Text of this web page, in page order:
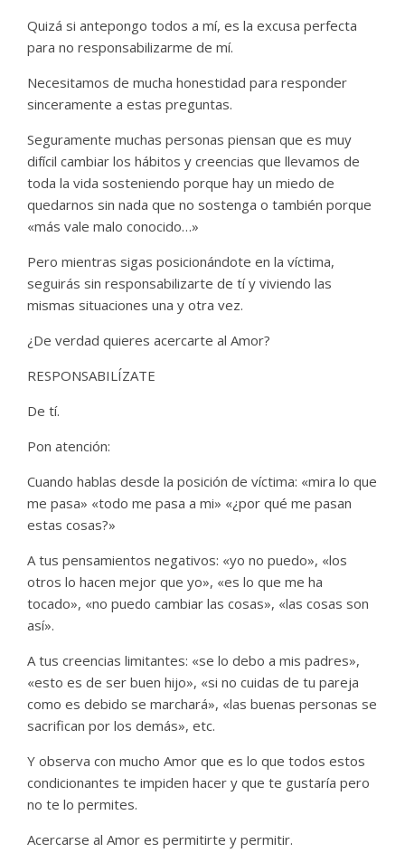
Quizá si antepongo todos a mí, es la excusa perfecta
para no responsabilizarme de mí.
Necesitamos de mucha honestidad para responder
sinceramente a estas preguntas.
Seguramente muchas personas piensan que es muy
difícil cambiar los hábitos y creencias que llevamos de
toda la vida sosteniendo porque hay un miedo de
quedarnos sin nada que no sostenga o también porque
«más vale malo conocido…»
Pero mientras sigas posicionándote en la víctima,
seguirás sin responsabilizarte de tí y viviendo las
mismas situaciones una y otra vez.
¿De verdad quieres acercarte al Amor?
RESPONSABILÍZATE
De tí.
Pon atención:
Cuando hablas desde la posición de víctima: «mira lo que
me pasa» «todo me pasa a mi» «¿por qué me pasan
estas cosas?»
A tus pensamientos negativos: «yo no puedo», «los
otros lo hacen mejor que yo», «es lo que me ha
tocado», «no puedo cambiar las cosas», «las cosas son
así».
A tus creencias limitantes: «se lo debo a mis padres»,
«esto es de ser buen hijo», «si no cuidas de tu pareja
como es debido se marchará», «las buenas personas se
sacrifican por los demás», etc.
Y observa con mucho Amor que es lo que todos estos
condicionantes te impiden hacer y que te gustaría pero
no te lo permites.
Acercarse al Amor es permitirte y permitir.